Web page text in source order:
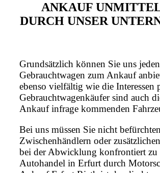
ANKAUF
DURCH UNSER
Grundsätzlich können Sie uns
Gebrauchtwagen zum Ankauf
ebenso vielfältig wie die Interessen
Gebrauchtwagenkäufer sind auch
Ankauf infrage kommenden
Bei uns müssen Sie nicht
Zwischenhändlern oder
bei der Abwicklung konfrontiert zu
Autohandel in Erfurt durch